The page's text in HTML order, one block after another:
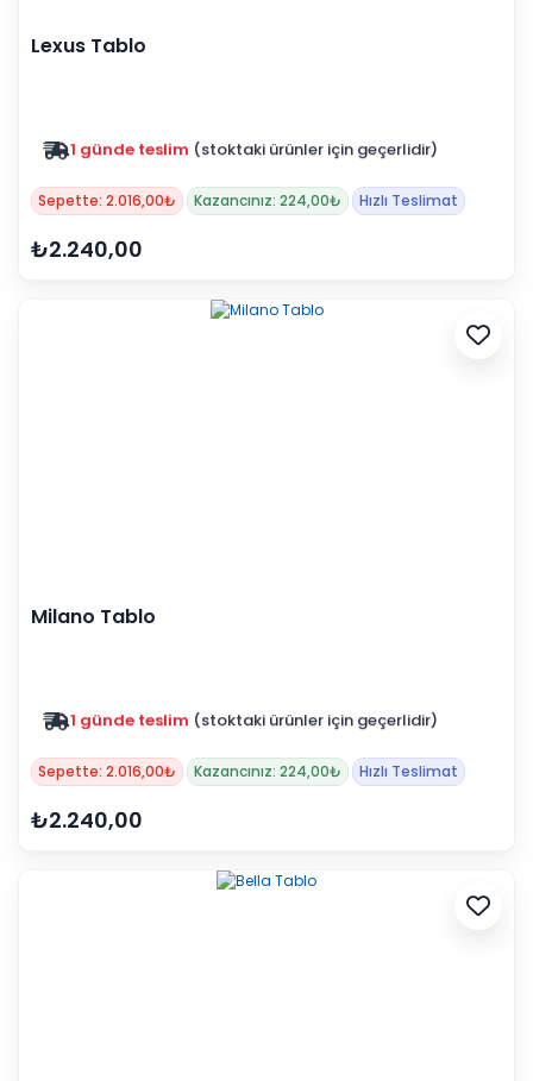
Lexus Tablo
Zam yok 2025 fiyatları devam ediyor
Sepette: 2.016,00₺ Kazancınız: 224,00₺ Hızlı Teslimat
₺2.240,00
Milano Tablo
Zam yok 2025 fiyatları devam ediyor
Sepette: 2.016,00₺ Kazancınız: 224,00₺ Hızlı Teslimat
₺2.240,00